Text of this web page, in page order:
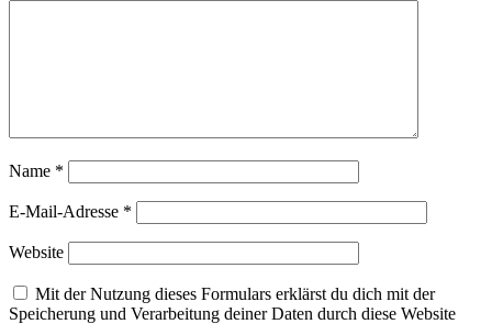
Name *
E-Mail-Adresse *
Website
Mit der Nutzung dieses Formulars erklärst du dich mit der
Speicherung und Verarbeitung deiner Daten durch diese Website